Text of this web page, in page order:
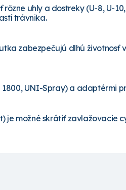
uhly a dostreky (U-8, U-10,
trávnika.
zabezpečujú dlhú životnosť
UNI-Spray) a adaptérmi
je možné skrátiť zavlažovacie